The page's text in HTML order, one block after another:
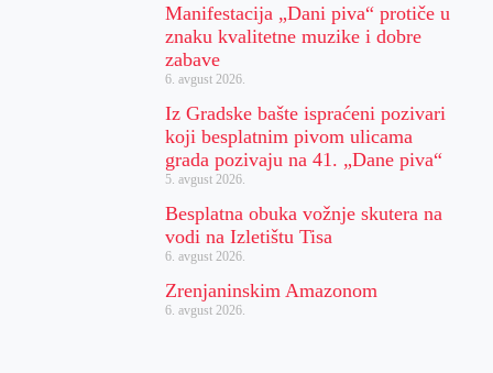
Manifestacija „Dani piva“ protiče u
znaku kvalitetne muzike i dobre
zabave
6. avgust 2026.
Iz Gradske bašte ispraćeni pozivari
koji besplatnim pivom ulicama
grada pozivaju na 41. „Dane piva“
5. avgust 2026.
Besplatna obuka vožnje skutera na
vodi na Izletištu Tisa
6. avgust 2026.
Zrenjaninskim Amazonom
6. avgust 2026.